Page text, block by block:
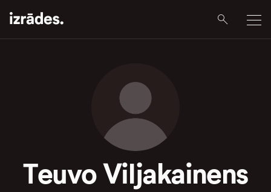
Teuvo Viljakainens